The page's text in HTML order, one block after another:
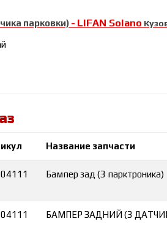
парковки) - LIFAN Solano
Название запчасти
Бампер зад (3 парктроника)
БАМПЕР ЗАДНИЙ (3